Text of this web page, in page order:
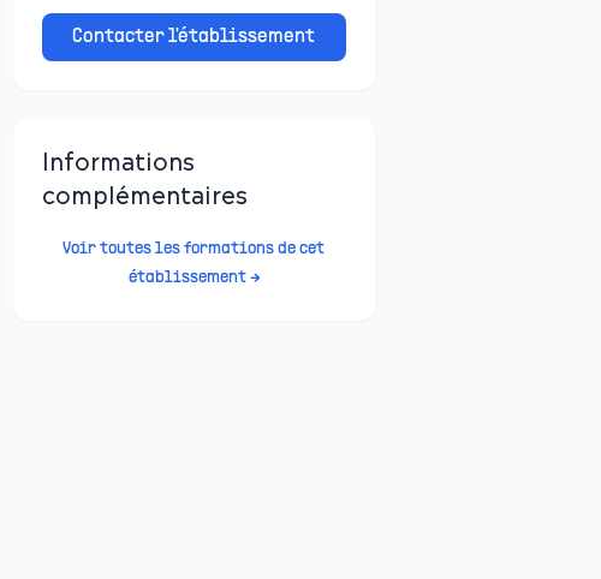
Contacter l'établissement
Informations
complémentaires
Voir toutes les formations de cet
établissement →